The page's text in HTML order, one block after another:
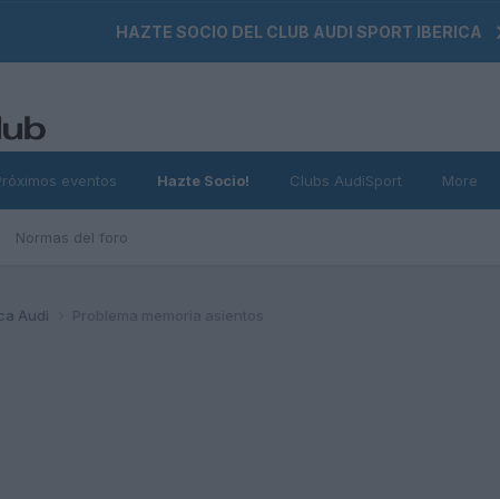
HAZTE SOCIO DEL CLUB AUDI SPORT IBERICA
Normas del foro
eventos Hazte Socio! Clubs AudiSport More
Audi